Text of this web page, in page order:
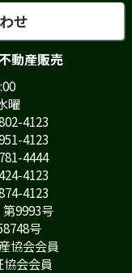
せ
動産販売
曜
4123
4123
4444
4123
4123
9993号
号
協会会員
会員